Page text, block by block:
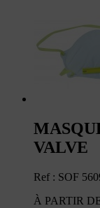
VALVE
Ref : SOF
À PARTIR